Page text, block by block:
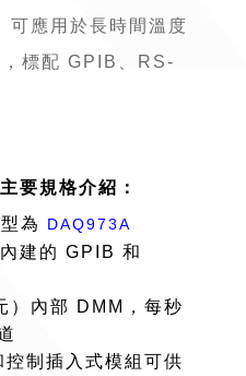
應用於長時間溫度
標配 GPIB、RS-
規格介紹：
為
DAQ973A
建的 GPIB 和
）內部 DMM，每秒
制插入式模組可供